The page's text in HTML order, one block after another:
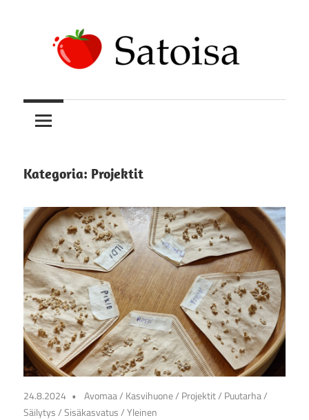
content
Satoisa
satoa
kasvattamassa
Kategoria: Projektit
24.8.2024 Avomaa/ Kasvihuone/ Projektit/ Puutarha/
Säilytys/Sisäkasvatus/Yleinen